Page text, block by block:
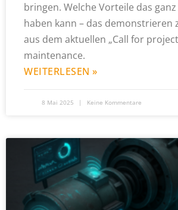
bringen. Welche Vorteile das
haben kann – das demonstrieren
aus dem aktuellen „Call for
maintenance.
WEITERLESEN »
8 Mai 2025 Keine Kommentare